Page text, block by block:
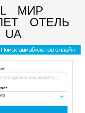
МИР
ОТЕЛЬ
UA